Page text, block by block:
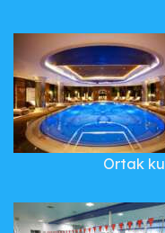
Ortak